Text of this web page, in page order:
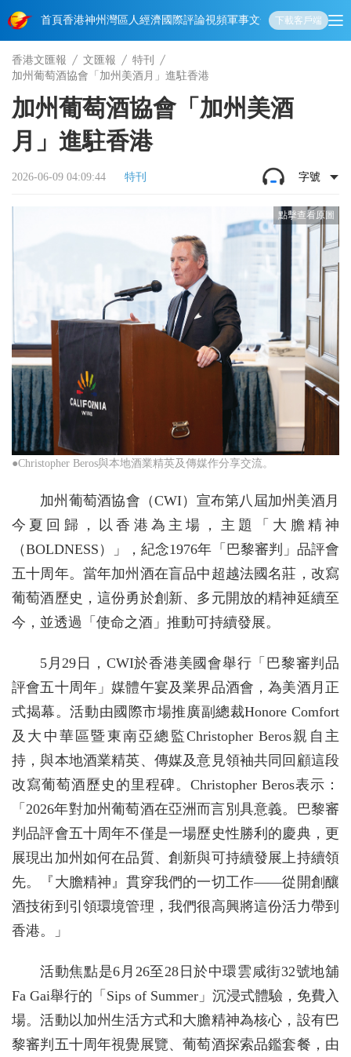
首頁香港神州 灣區人經濟國際評論視頻軍事文化 娛樂生活教育體
下載客戶端
香港文匯報 文匯報
特刊
加州葡萄酒協會「加州美酒月」進駐香港
加州葡萄酒協會「加州美酒
月」進駐香港
2026-06-09 04:09:44 特刊 字號
●Christopher Beros與本地酒業精英及傳媒作分享交流。
加州葡萄酒協會（CWI）宣布第八屆加州美酒月
今夏回歸，以香港為主場，主題「大膽精神
（BOLDNESS）」，紀念1976年「巴黎審判」品評會
五十周年。當年加州酒在盲品中超越法國名莊，改寫
葡萄酒歷史，這份勇於創新、多元開放的精神延續至
今，並透過「使命之酒」推動可持續發展。
5月29日，CWI於香港美國會舉行「巴黎審判品
評會五十周年」媒體午宴及業界品酒會，為美酒月正
式揭幕。活動由國際市場推廣副總裁Honore Comfort
及大中華區暨東南亞總監Christopher Beros親自主
持，與本地酒業精英、傳媒及意見領袖共同回顧這段
改寫葡萄酒歷史的里程碑。Christopher Beros表示：
「2026年對加州葡萄酒在亞洲而言別具意義。巴黎審
判品評會五十周年不僅是一場歷史性勝利的慶典，更
展現出加州如何在品質、創新與可持續發展上持續領
先。『大膽精神』貫穿我們的一切工作——從開創釀
酒技術到引領環境管理，我們很高興將這份活力帶到
香港。」
活動焦點是6月26至28日於中環雲咸街32號地舖
Fa Gai舉行的「Sips of Summer」沉浸式體驗，免費入
場。活動以加州生活方式和大膽精神為核心，設有巴
黎審判五十周年視覺展覽、葡萄酒探索品鑑套餐，由